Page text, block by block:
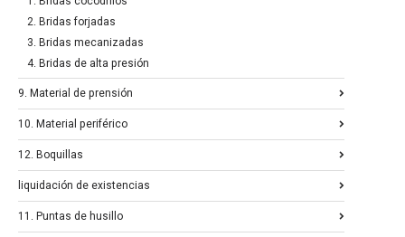
2. Bridas forjadas
3. Bridas mecanizadas
4. Bridas de alta presión
9. Material de prensión
10. Material periférico
12. Boquillas
liquidación de existencias
11. Puntas de husillo